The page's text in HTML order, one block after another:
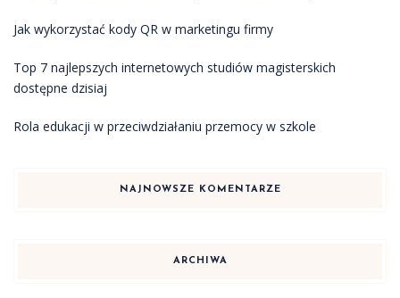
Jak wykorzystać kody QR w marketingu firmy
Top 7 najlepszych internetowych studiów magisterskich
dostępne dzisiaj
Rola edukacji w przeciwdziałaniu przemocy w szkole
NAJNOWSZE KOMENTARZE
ARCHIWA